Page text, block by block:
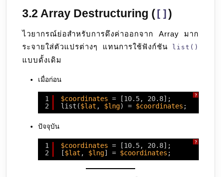
3.2 Array Destructuring ( [] )
ไวยากรณ์ย่อสำหรับการดึงค่าออกจาก Array มาก
ระจายใส่ตัวแปรต่างๆ แทนการใช้ฟังก์ชัน
list()
แบบดั้งเดิม
เมื่อก่อน
?
1
2
$coordinates = [10.5, 20.8];
list($lat , $lng) = $coordinates ;
ปัจจุบัน
?
1
2
$coordinates = [10.5, 20.8];
[$lat , $lng] = $coordinates ;